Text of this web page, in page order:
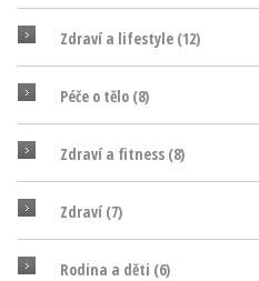
Zdraví a lifestyle (12)
Péče o tělo (8)
Zdraví a fitness (8)
Zdraví (7)
Rodina a děti (6)